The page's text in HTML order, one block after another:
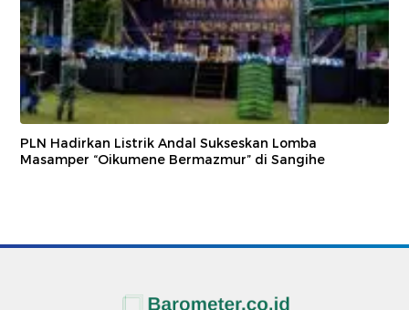
PLN Hadirkan Listrik Andal Sukseskan Lomba
Masamper “Oikumene Bermazmur” di Sangihe